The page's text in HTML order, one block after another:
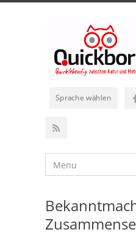
Sprache wählen